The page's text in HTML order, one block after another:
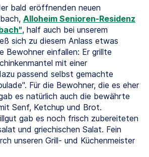
bald eröffnenden neuen
Alloheim Senioren-Residenz
, half auch bei unserem
sich zu diesem Anlass etwas
Bewohner einfallen: Er grillte
mit einer
passend selbst gemachte
Für die Bewohner, die es eher
es natürlich auch die bewährte
Senf, Ketchup und Brot.
gab es noch frisch zubereiteten
und griechischen Salat. Fein
unseren Grill- und Küchenmeister